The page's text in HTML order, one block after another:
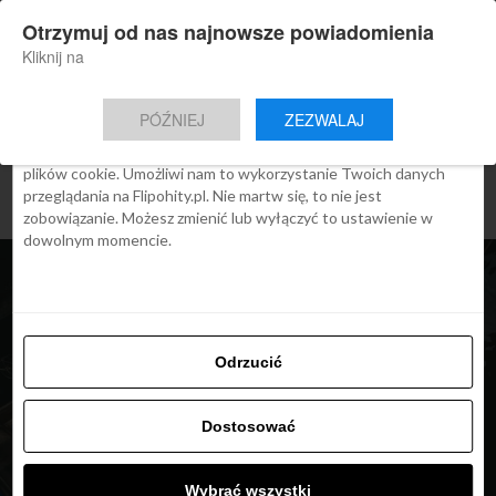
Nowa aplikacja Flipohity
Aktualne wiadomości, artykuły, TOP
Instalacja
Tajlandia zniesie zakaz
Zgoda Szczegóły O cookies
Ta strona używa plików cookies
We Flipo robimy wszystko, aby pokazać Ci tylko te treści, które
plików cookie. Umożliwi nam to wykorzystanie Twoich danych
przeglądania na Flipohity.pl. Nie martw się, to nie jest
zobowiązanie. Możesz zmienić lub wyłączyć to ustawienie w
dowolnym momencie.
Odrzucić
Dostosować
Wybrać wszystki
Otrzymuj od nas najnowsze powiadomienia
Kliknij na
PÓŹNIEJ ZEZWALAJ